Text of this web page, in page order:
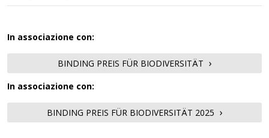
In associazione con:
BINDING PREIS FÜR BIODIVERSITÄT
In associazione con:
BINDING PREIS FÜR BIODIVERSITÄT 2025